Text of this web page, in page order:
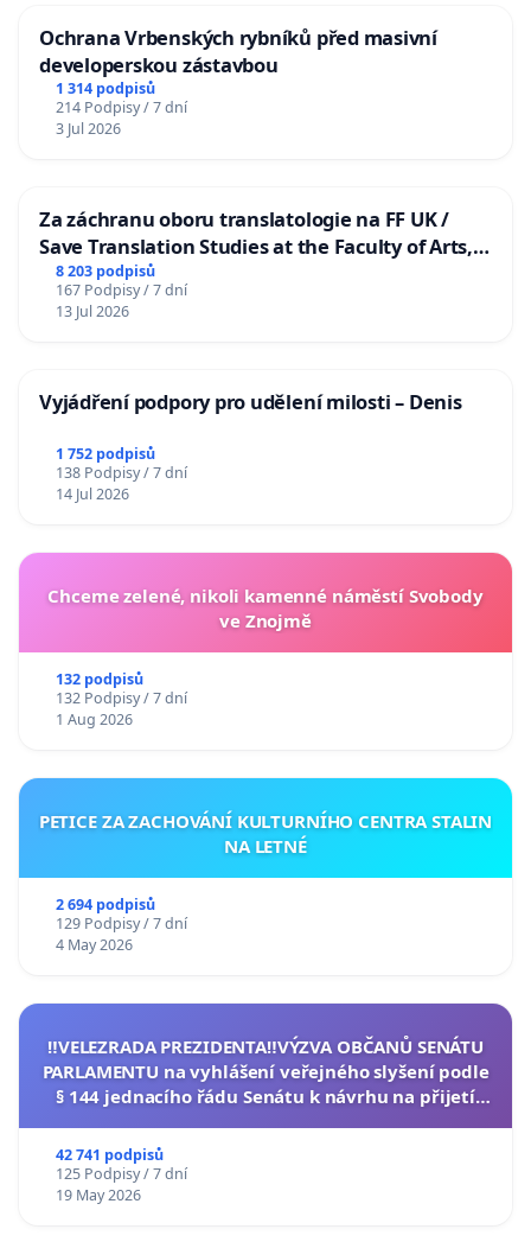
Ochrana Vrbenských rybníků před masivní
developerskou zástavbou
1 314 podpisů
214 Podpisy / 7 dní
3 Jul 2026
Za záchranu oboru translatologie na FF UK /
Save Translation Studies at the Faculty of Arts,
Charles University
8 203 podpisů
167 Podpisy / 7 dní
13 Jul 2026
Vyjádření podpory pro udělení milosti – Denis
1 752 podpisů
138 Podpisy / 7 dní
14 Jul 2026
Chceme zelené, nikoli kamenné náměstí Svobody
ve Znojmě
132 podpisů
132 Podpisy / 7 dní
1 Aug 2026
PETICE ZA ZACHOVÁNÍ KULTURNÍHO CENTRA STALIN
NA LETNÉ
2 694 podpisů
129 Podpisy / 7 dní
4 May 2026
‼️VELEZRADA PREZIDENTA‼️VÝZVA OBČANŮ SENÁTU
PARLAMENTU na vyhlášení veřejného slyšení podle
§ 144 jednacího řádu Senátu k návrhu na přijetí
42 741 podpisů
125 Podpisy / 7 dní
19 May 2026